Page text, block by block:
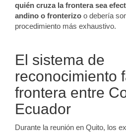
quién cruza la frontera sea
andino o fronterizo o debería
procedimiento más exhaustivo.
El sistema de
reconocimiento
frontera entre
Ecuador
Durante la reunión en Quito, los